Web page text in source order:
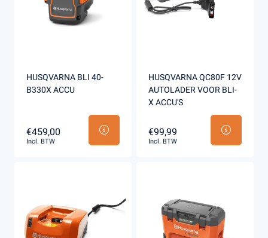
HUSQVARNA BLI 40-
B330X ACCU
€459,00
Incl. BTW
HUSQVARNA QC80F 12V
AUTOLADER VOOR BLI-
X ACCU'S
€99,99
Incl. BTW